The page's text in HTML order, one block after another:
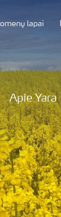
lapai
Apie Yara